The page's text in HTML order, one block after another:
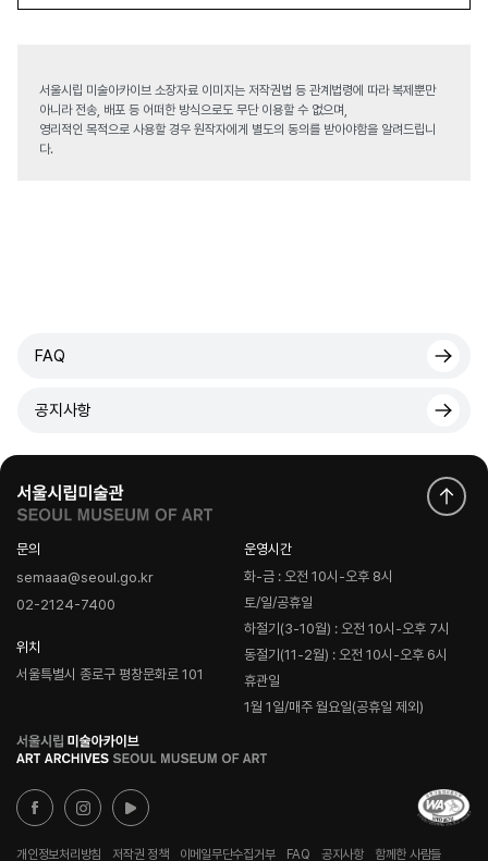
서울시립 미술아카이브 소장자료 이미지는 저작권법 등 관계법령에 따라 복제뿐만
아니라 전송, 배포 등 어떠한 방식으로도 무단 이용할 수 없으며,
영리적인 목적으로 사용할 경우 원작자에게 별도의 동의를 받아야함을 알려드립니
다.
FAQ
공지사항
문의
semaaa@seoul.go.kr
02-2124-7400
위치
서울특별시 종로구 평창문화로 101
운영시간
화-금 : 오전 10시-오후 8시
토/일/공휴일
하절기(3-10월) : 오전 10시-오후 7시
동절기(11-2월) : 오전 10시-오후 6시
휴관일
1월 1일/매주 월요일(공휴일 제외)
로
고
개인정보처리방침 저작권 정책 이메일무단수집거부 FAQ 공지사항 함께한 사람들